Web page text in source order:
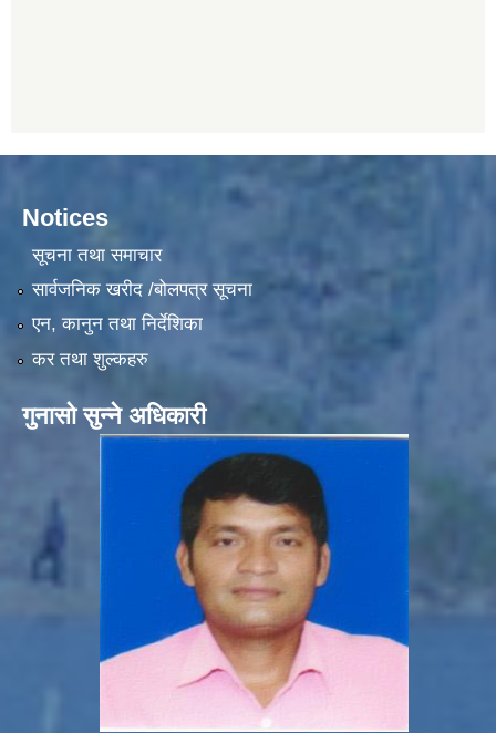
Notices
सूचना तथा समाचार
सार्वजनिक खरीद /बोलपत्र सूचना
एन, कानुन तथा निर्देशिका
कर तथा शुल्कहरु
गुनासो सुन्ने अधिकारी